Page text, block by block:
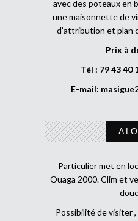
avec des poteaux en
une maisonnette de
d’attribution et plan
Prix à
Tél : 79 43 40
E-mail:
A
Particulier met en
Ouaga 2000. Clim et
Possibilité de visiter